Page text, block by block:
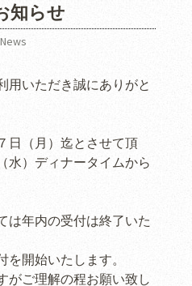
知らせ
News
用いただき誠にありがと
日（月）迄とさせて頂
水）ディナータイムから
は年内の受付は終了いた
を開始いたします。
がご理解の程お願い致し